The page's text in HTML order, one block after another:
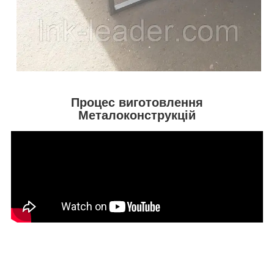
Процес виготовлення
Металоконструкцій